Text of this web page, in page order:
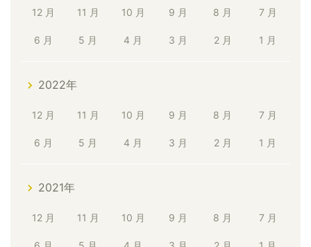
12 月 11 月 10 月 9 月 8 月 7 月
6 月 5 月 4 月 3 月 2 月 1 月
2022年
12 月 11 月 10 月 9 月 8 月 7 月
6 月 5 月 4 月 3 月 2 月 1 月
2021年
12 月 11 月 10 月 9 月 8 月 7 月